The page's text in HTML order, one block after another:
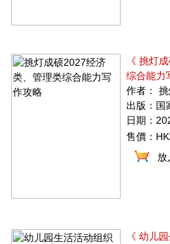
《 挑灯
综合能力
作者：
出版：国
日期：
售價：
放
《 幼儿